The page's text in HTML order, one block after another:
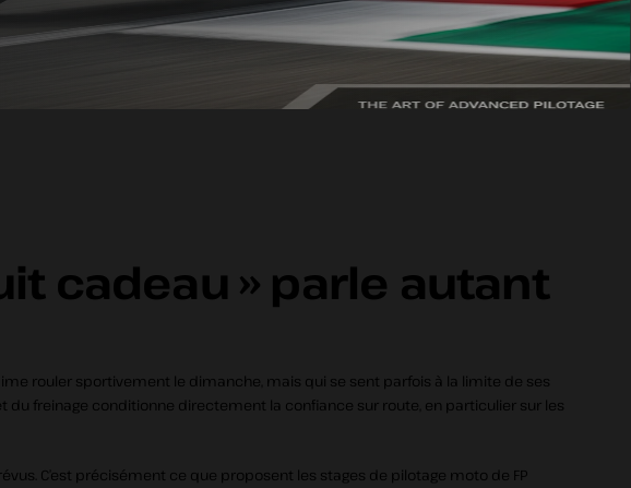
cadeau » parle autant
rouler sportivement le dimanche, mais qui se sent parfois à la limite de ses
freinage conditionne directement la confiance sur route, en particulier sur les
C’est précisément ce que proposent les stages de pilotage moto de FP